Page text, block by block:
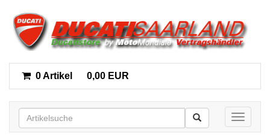
0 Artikel 0,00 EUR
Toggle